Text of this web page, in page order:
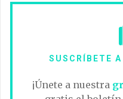
SUSCRÍBETE
¡Únete a nuestra